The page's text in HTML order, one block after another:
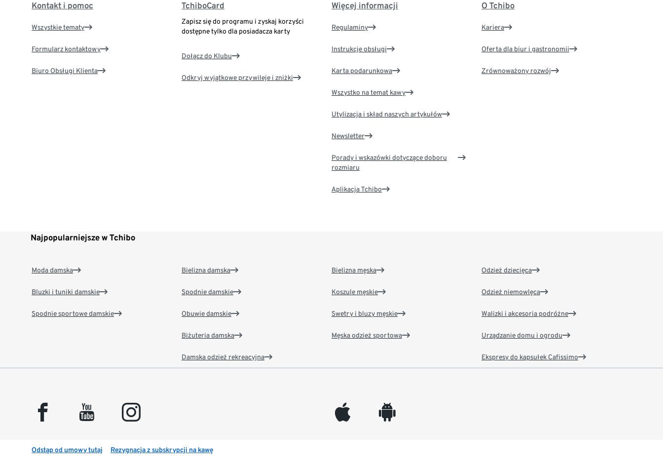
Kontakt i pomoc
Wszystkie tematy
Formularz kontaktowy
Biuro Obsługi Klienta
TchiboCard
Zapisz się do programu i zyskaj korzyści
dostępne tylko dla posiadacza karty
Dołącz do Klubu
Odkryj wyjątkowe przywileje i zniżki
Więcej informacji
Regulaminy
Instrukcje obsługi
Karta podarunkowa
Wszystko na temat kawy
Utylizacja i skład naszych artykułów
Newsletter
Porady i wskazówki dotyczące doboru
rozmiaru
Aplikacja Tchibo
O Tchibo
Kariera
Oferta dla biur i gastronomii
Zrównoważony rozwój
Najpopularniejsze w Tchibo
Moda damska
Bluzki i tuniki damskie
Spodnie sportowe damskie
Bielizna damska
Spodnie damskie
Obuwie damskie
Biżuteria damska
Damska odzież rekreacyjna
Bielizna męska
Koszule męskie
Swetry i bluzy męskie
Męska odzież sportowa
Odzież dziecięca
Odzież niemowlęca
Walizki i akcesoria podróżne
Urządzanie domu i ogrodu
Ekspresy do kapsułek Cafissimo
facebook youtube instagram appleinc android
Odstąp od umowy tutaj Rezygnacja z subskrypcji na kawę